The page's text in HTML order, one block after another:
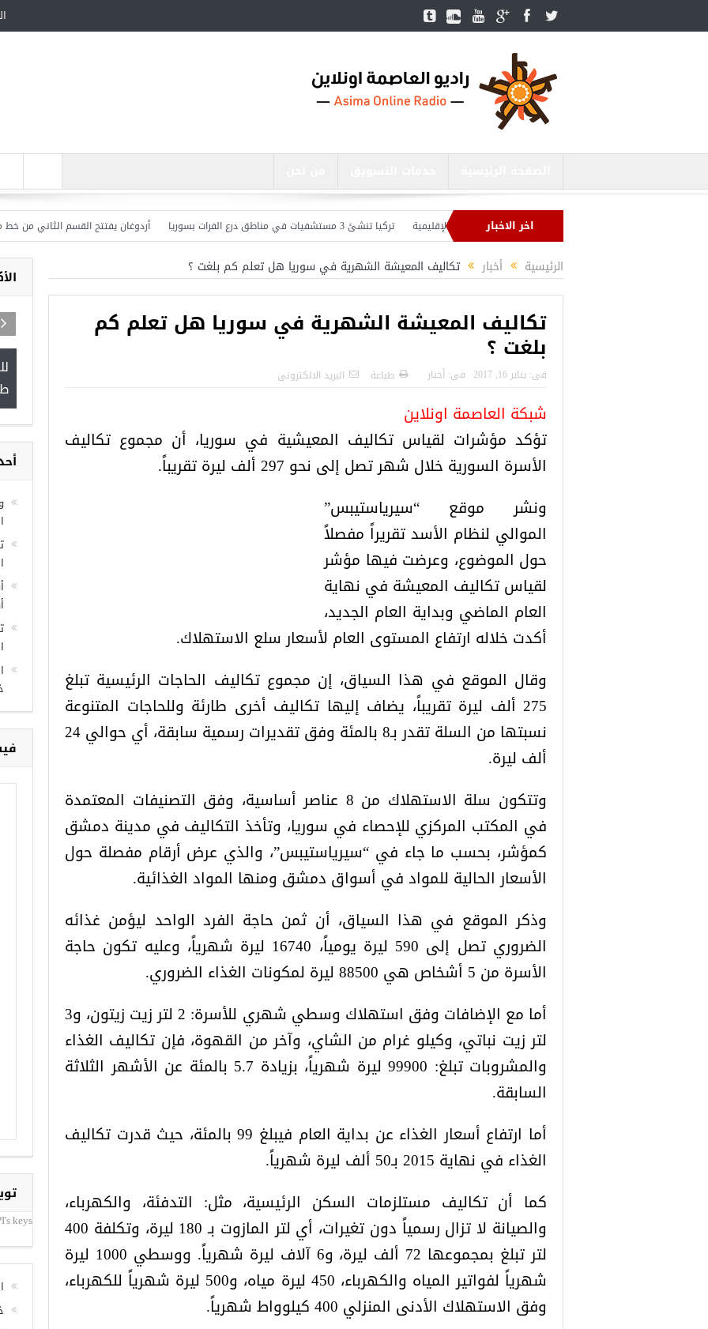
اخر الاخبار
الدفاع التركي يبحث مع نظيره الروسي القضايا الأمنية الإقليمية تركيا تنشئ 3 مستشفيات في مناطق درع الفرات بسوريا أردوغان يفتتح القسم الثاني من خط مترو ”
بصدد إنهاء الاستعدادات لشنّ عملية جديدة في سوريا.. وأردوغان يحذّر
الرئيسية أخبار تكاليف المعيشة الشهرية في سوريا هل تعلم كم بلغت ؟
تكاليف المعيشة الشهرية في سوريا هل تعلم كم
بلغت ؟
فى: يناير 16, 2017 فى: أخبار طباعة البريد الالكترونى
شبكة العاصمة اونلاين
تؤكد مؤشرات لقياس تكاليف المعيشية في سوريا، أن مجموع تكاليف
الأسرة السورية خلال شهر تصل إلى نحو 297 ألف ليرة تقريباً.
ونشر موقع “سيرياستيبس”
الموالي لنظام الأسد تقريراً مفصلاً
حول الموضوع، وعرضت فيها مؤشر
لقياس تكاليف المعيشة في نهاية
العام الماضي وبداية العام الجديد،
أكدت خلاله ارتفاع المستوى العام لأسعار سلع الاستهلاك.
وقال الموقع في هذا السياق، إن مجموع تكاليف الحاجات الرئيسية تبلغ
275 ألف ليرة تقريباً، يضاف إليها تكاليف أخرى طارئة وللحاجات المتنوعة
نسبتها من السلة تقدر بـ8 بالمئة وفق تقديرات رسمية سابقة، أي حوالي 24
ألف ليرة.
وتتكون سلة الاستهلاك من 8 عناصر أساسية، وفق التصنيفات المعتمدة
في المكتب المركزي للإحصاء في سوريا، وتأخذ التكاليف في مدينة دمشق
كمؤشر، بحسب ما جاء في “سيرياستيبس”، والذي عرض أرقام مفصلة حول
الأسعار الحالية للمواد في أسواق دمشق ومنها المواد الغذائية.
وذكر الموقع في هذا السياق، أن ثمن حاجة الفرد الواحد ليؤمن غذائه
الضروري تصل إلى 590 ليرة يومياً، 16740 ليرة شهرياً، وعليه تكون حاجة
الأسرة من 5 أشخاص هي 88500 ليرة لمكونات الغذاء الضروري.
أما مع الإضافات وفق استهلاك وسطي شهري للأسرة: 2 لتر زيت زيتون، و3
لتر زيت نباتي، وكيلو غرام من الشاي، وآخر من القهوة، فإن تكاليف الغذاء
والمشروبات تبلغ: 99900 ليرة شهرياً، بزيادة 5.7 بالمئة عن الأشهر الثلاثة
السابقة.
أما ارتفاع أسعار الغذاء عن بداية العام فيبلغ 99 بالمئة، حيث قدرت تكاليف
الغذاء في نهاية 2015 بـ50 ألف ليرة شهرياً.
كما أن تكاليف مستلزمات السكن الرئيسية، مثل: التدفئة، والكهرباء،
والصيانة لا تزال رسمياً دون تغيرات، أي لتر المازوت بـ 180 ليرة، وتكلفة 400
لتر تبلغ بمجموعها 72 ألف ليرة، و6 آلاف ليرة شهرياً. ووسطي 1000 ليرة
شهرياً لفواتير المياه والكهرباء، 450 ليرة مياه، و500 ليرة شهرياً للكهرباء،
وفق الاستهلاك الأدنى المنزلي 400 كيلوواط شهرياً.
مجموعة فرص عمل
“شاهد بالصور”
رسائل تحذيرية من الشرطة التركية
keys